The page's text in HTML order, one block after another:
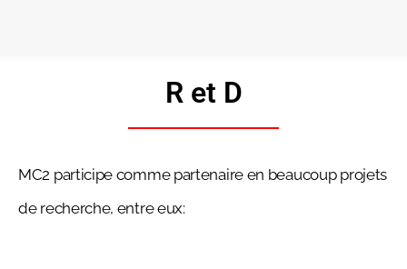
R et D
MC2 participe comme partenaire en beaucoup projets
de recherche, entre eux: